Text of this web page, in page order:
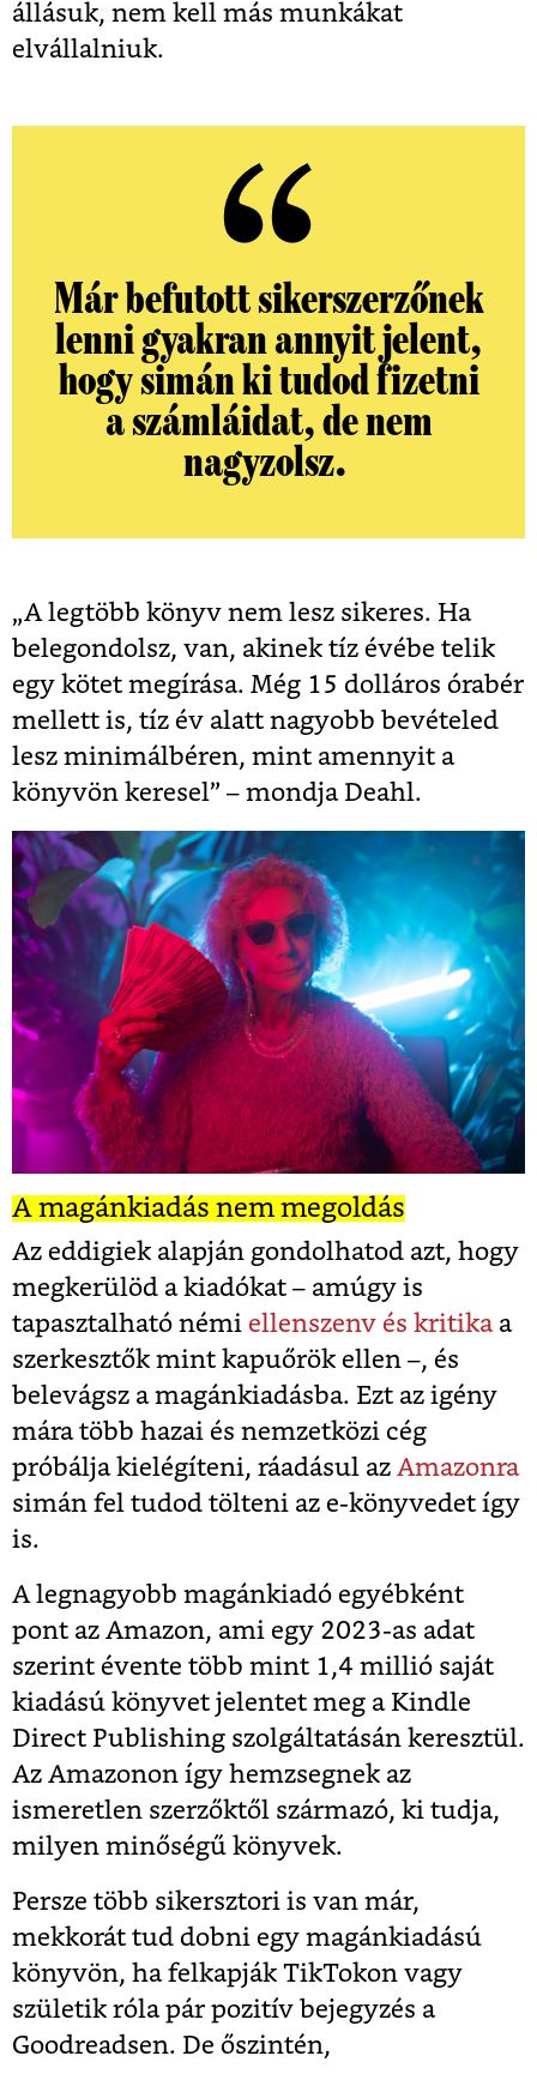
állásuk, nem kell más munkákat
elvállalniuk.
Már befutott sikerszerzőnek
lenni gyakran annyit jelent,
hogy simán ki tudod fizetni
a számláidat, de nem
nagyzolsz.
„A legtöbb könyv nem lesz sikeres. Ha
belegondolsz, van, akinek tíz évébe telik
egy kötet megírása. Még 15 dolláros órabér
mellett is, tíz év alatt nagyobb bevételed
lesz minimálbéren, mint amennyit a
könyvön keresel” – mondja Deahl.
A magánkiadás nem megoldás
Az eddigiek alapján gondolhatod azt, hogy
megkerülöd a kiadókat – amúgy is
tapasztalható némi ellenszenv és kritikaa
szerkesztők mint kapuőrök ellen –, és
belevágsz a magánkiadásba. Ezt az igény
mára több hazai és nemzetközi cég
próbálja kielégíteni, ráadásul az Amazonra
simán fel tudod tölteni az e-könyvedet így
is.
A legnagyobb magánkiadó egyébként
pont az Amazon, ami egy 2023-as adat
szerint évente több mint 1,4 millió saját
kiadású könyvet jelentet meg a Kindle
Direct Publishing szolgáltatásán keresztül.
Az Amazonon így hemzsegnek az
ismeretlen szerzőktől származó, ki tudja,
milyen minőségű könyvek.
Persze több sikersztori is van már,
mekkorát tud dobni egy magánkiadású
könyvön, ha felkapják TikTokon vagy
születik róla pár pozitív bejegyzés a
Goodreadsen. De őszintén,